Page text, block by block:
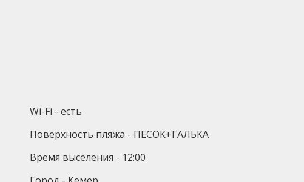
Wi-Fi - есть
Поверхность пляжа - ПЕСОК+ГАЛЬКА
Время выселения - 12:00